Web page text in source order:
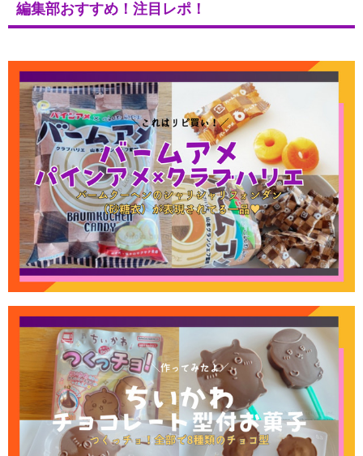
編集部おすすめ！注目レポ！